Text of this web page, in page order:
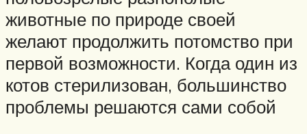
животные по природе своей
желают продолжить потомство при
первой возможности. Когда один из
котов стерилизован, большинство
проблемы решаются сами собой